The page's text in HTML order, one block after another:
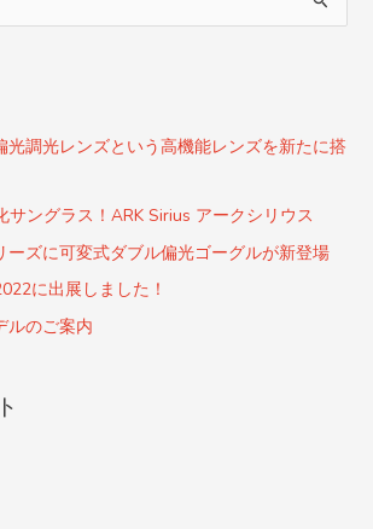
光調光レンズという高機能レンズを新たに搭
サングラス！ARK Sirius アークシリウス
ーズに可変式ダブル偏光ゴーグルが新登場
に出展しました！
ルのご案内